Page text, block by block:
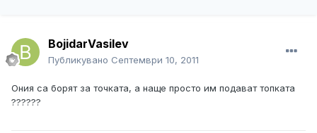
BojidarVasilev
Публикувано Септември 10, 2011
Ония са борят за точката, а наще просто им подават топката
??????